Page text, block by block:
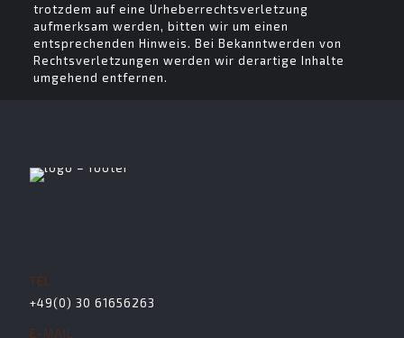
trotzdem auf eine Urheberrechtsverletzung
aufmerksam werden, bitten wir um einen
entsprechenden Hinweis. Bei Bekanntwerden von
Rechtsverletzungen werden wir derartige Inhalte
umgehend entfernen.
TEL.
+49(0) 30 61656263
E-MAIL